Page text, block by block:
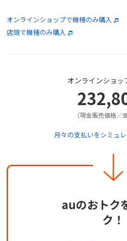
オンラインショップで機種のみ購入
店頭で機種のみ購入
オンラインショッ
（現金販売価格／
月々の支払いをシミュ
auのおトク
ク！